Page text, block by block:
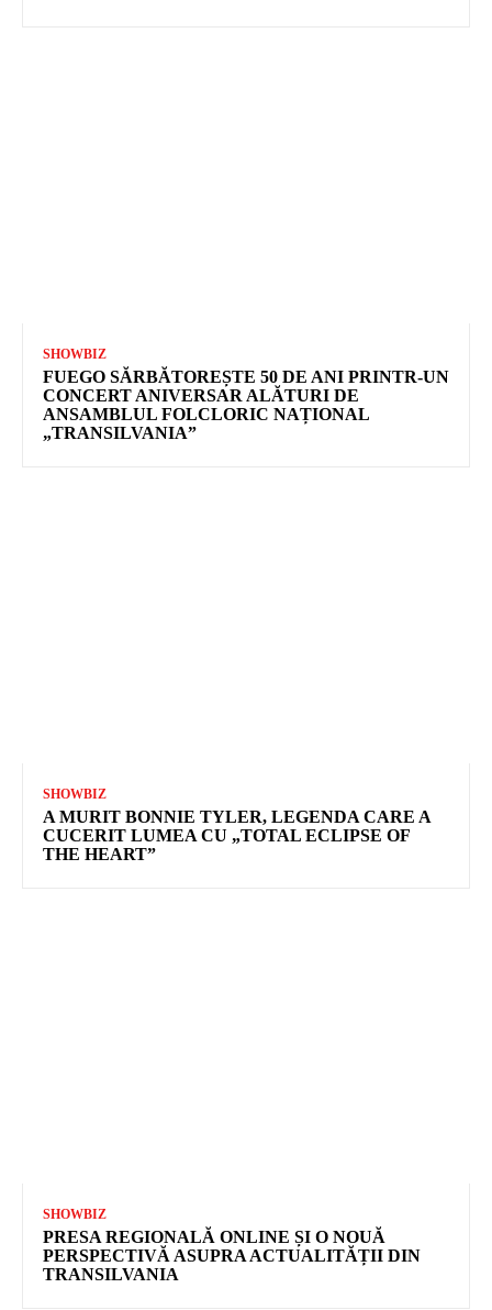
SHOWBIZ
FUEGO SĂRBĂTOREȘTE 50 DE ANI PRINTR-UN
CONCERT ANIVERSAR ALĂTURI DE
ANSAMBLUL FOLCLORIC NAȚIONAL
„TRANSILVANIA”
SHOWBIZ
A MURIT BONNIE TYLER, LEGENDA CARE A
CUCERIT LUMEA CU „TOTAL ECLIPSE OF
THE HEART”
SHOWBIZ
PRESA REGIONALĂ ONLINE ȘI O NOUĂ
PERSPECTIVĂ ASUPRA ACTUALITĂȚII DIN
TRANSILVANIA